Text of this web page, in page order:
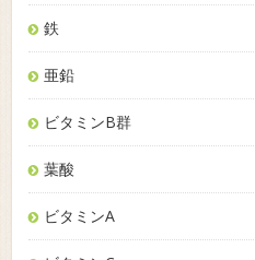
鉄
亜鉛
ビタミンB群
葉酸
ビタミンA